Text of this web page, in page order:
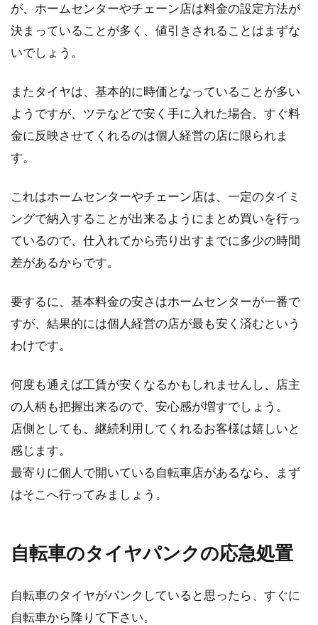
が、ホームセンターやチェーン店は料金の設定方法が
決まっていることが多く、値引きされることはまずな
いでしょう。
またタイヤは、基本的に時価となっていることが多い
ようですが、ツテなどで安く手に入れた場合、すぐ料
金に反映させてくれるのは個人経営の店に限られま
す。
これはホームセンターやチェーン店は、一定のタイミ
ングで納入することが出来るようにまとめ買いを行っ
ているので、仕入れてから売り出すまでに多少の時間
差があるからです。
要するに、基本料金の安さはホームセンターが一番で
すが、結果的には個人経営の店が最も安く済むという
わけです。
何度も通えば工賃が安くなるかもしれませんし、店主
の人柄も把握出来るので、安心感が増すでしょう。
店側としても、継続利用してくれるお客様は嬉しいと
感じます。
最寄りに個人で開いている自転車店があるなら、まず
はそこへ行ってみましょう。
自転車のタイヤパンクの応急処置
自転車のタイヤがパンクしていると思ったら、すぐに
自転車から降りて下さい。